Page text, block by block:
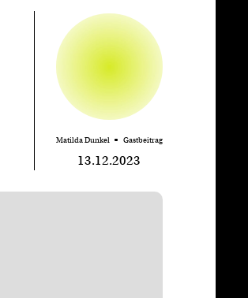
Matilda Dunkel Gastbeitrag
13.12.2023